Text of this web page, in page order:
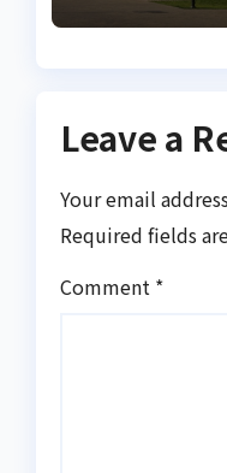
Leave a
Your email
Required fields
Comment *